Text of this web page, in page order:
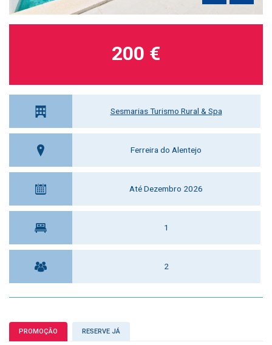
Sesmarias Turismo Rural & Spa
Ferreira do Alentejo
Até Dezembro 2026
1
2
200 €
PROMOÇÃO RESERVE JÁ